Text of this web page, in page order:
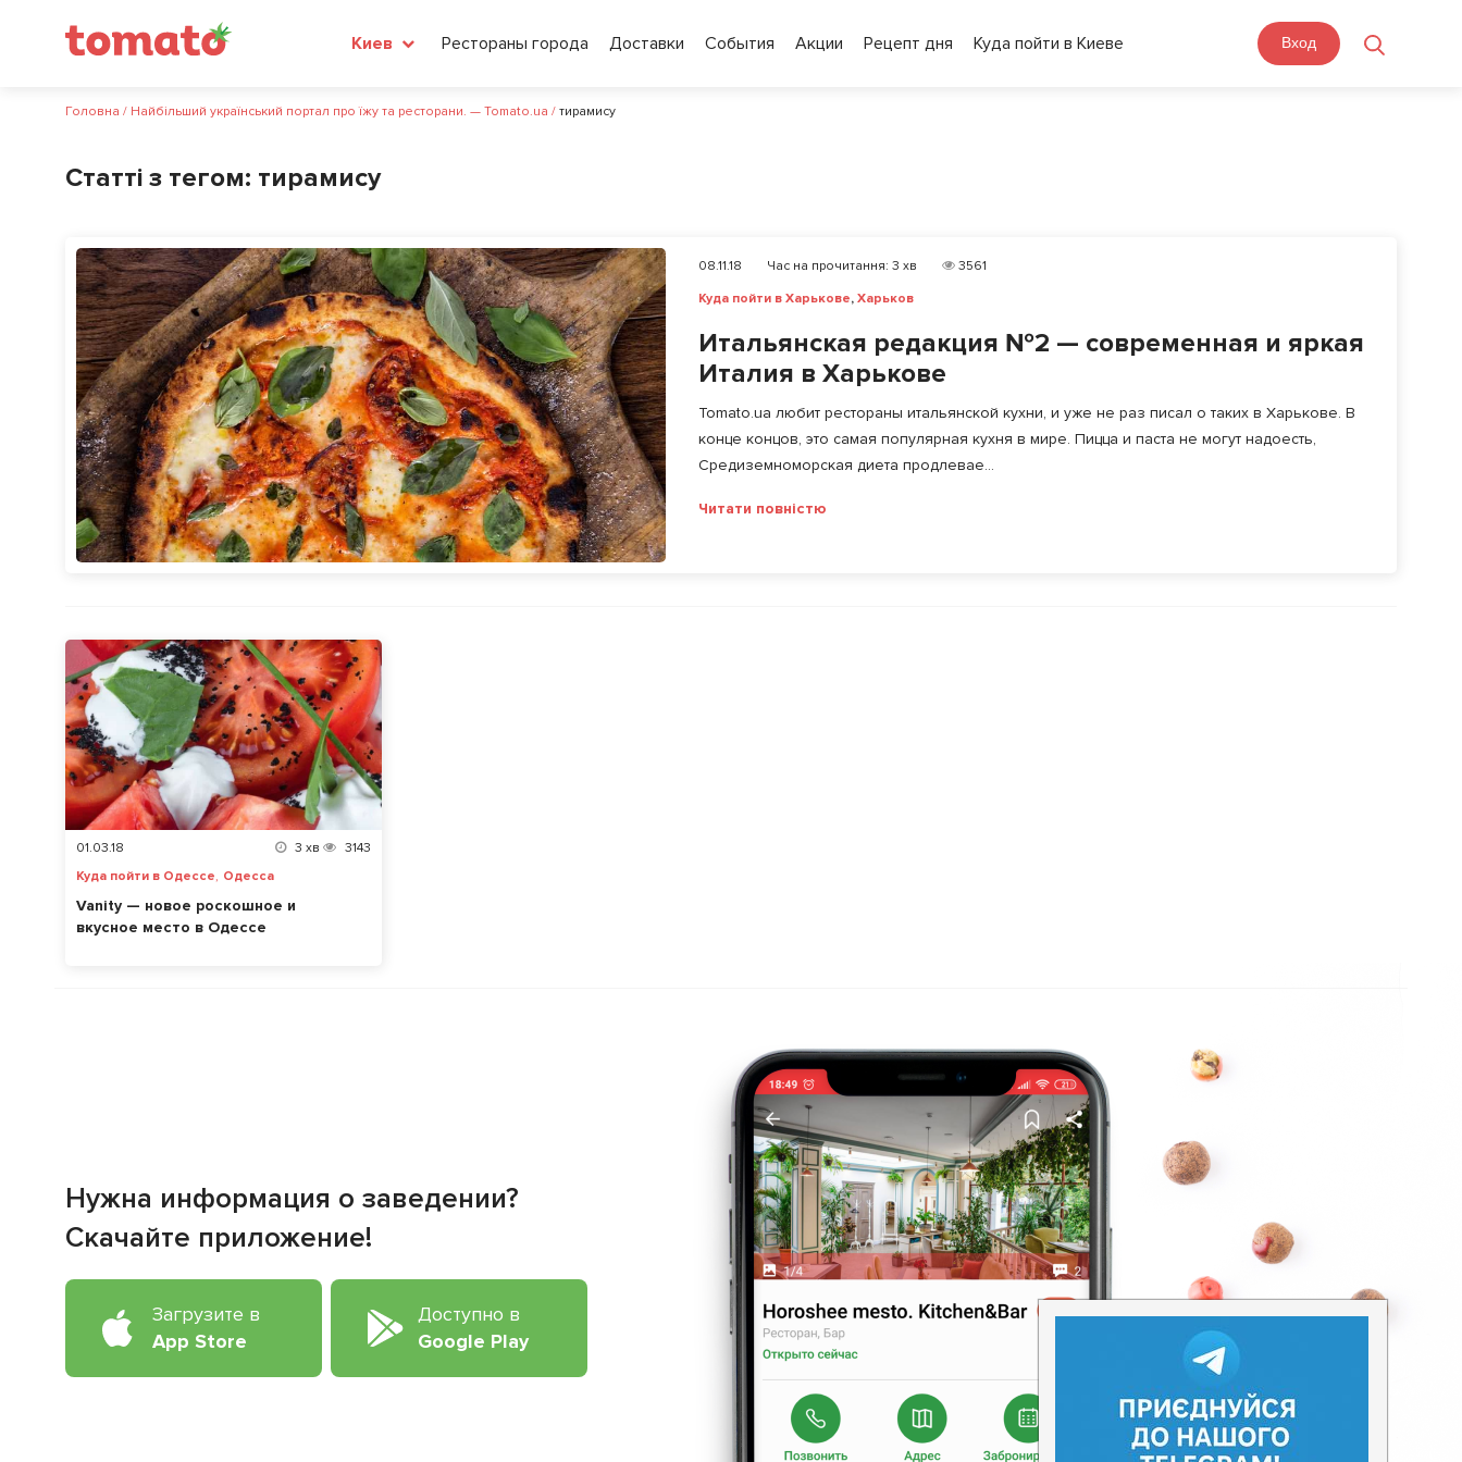
Киев Рестораны города Доставки События Акции Рецепт дня Куда пойти в Киеве Вход
Головна / Найбільший український портал про їжу та ресторани. — Tomato.ua / тирамису
Статті з тегом: тирамису
08.11.18 Час на прочитання: 3 хв
3561
Куда пойти в Харькове, Харьков
Итальянская редакция №2 — современная и яркая
Италия в Харькове
Tomato.ua любит рестораны итальянской кухни, и уже не раз писал о таких в Харькове. В
конце концов, это самая популярная кухня в мире. Пицца и паста не могут надоесть,
Средиземноморская диета продлевае...
Читати повністю
01.03.18 3 хв
3143
Куда пойти в Одессе, Одесса
Vanity — новое роскошное и
вкусное место в Одессе
Нужна информация о заведении?
Скачайте приложение!
Загрузите в
App Store
Доступно в
Google Play